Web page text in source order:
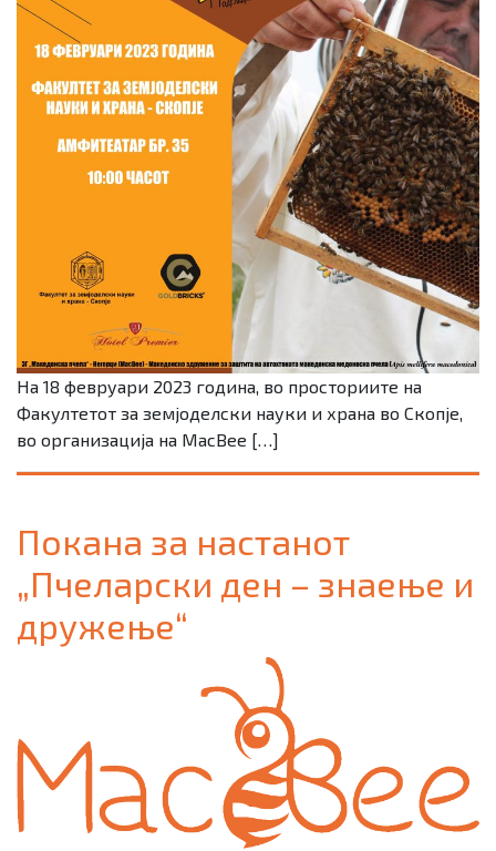
На 18 февруари 2023 година, во просториите на
Факултетот за земјоделски науки и храна во Скопје,
во организација на MacBee […]
Покана за настанот
„Пчеларски ден – знаење и
дружење“